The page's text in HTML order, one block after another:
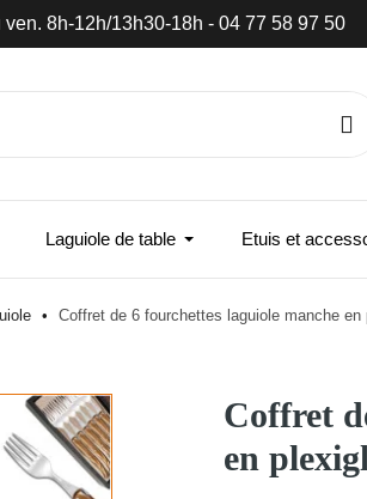
8h-12h/13h30-18h - 04 77 58 97 50
Laguiole de table Etuis et
Coffret de 6 fourchettes laguiole manche
Coffret
en